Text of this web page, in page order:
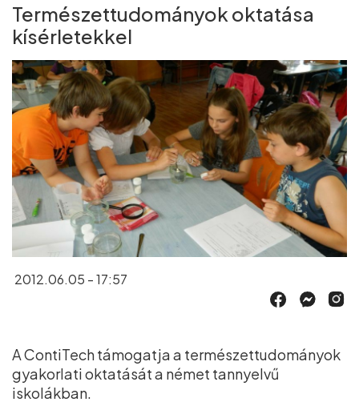
Természettudományok oktatása
kísérletekkel
2012.06.05 - 17:57
A ContiTech támogatja a természettudományok
gyakorlati oktatását a német tannyelvű
iskolákban.